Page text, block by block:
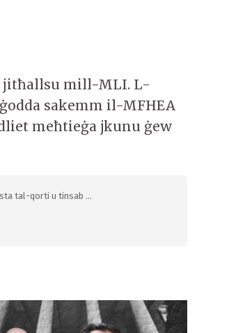
jitħallsu mill-MLI. L-
sakemm il-MFHEA
meħtieġa jkunu ġew
tal-qorti u tinsab ...